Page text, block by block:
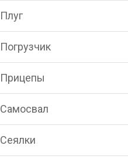
Плуг
Погрузчик
Прицепы
Самосвал
Сеялки